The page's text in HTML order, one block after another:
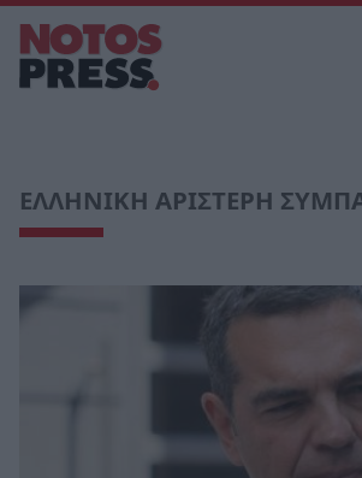
ΕΛΛΗΝΙΚΗ ΑΡΙΣΤΕΡΗ